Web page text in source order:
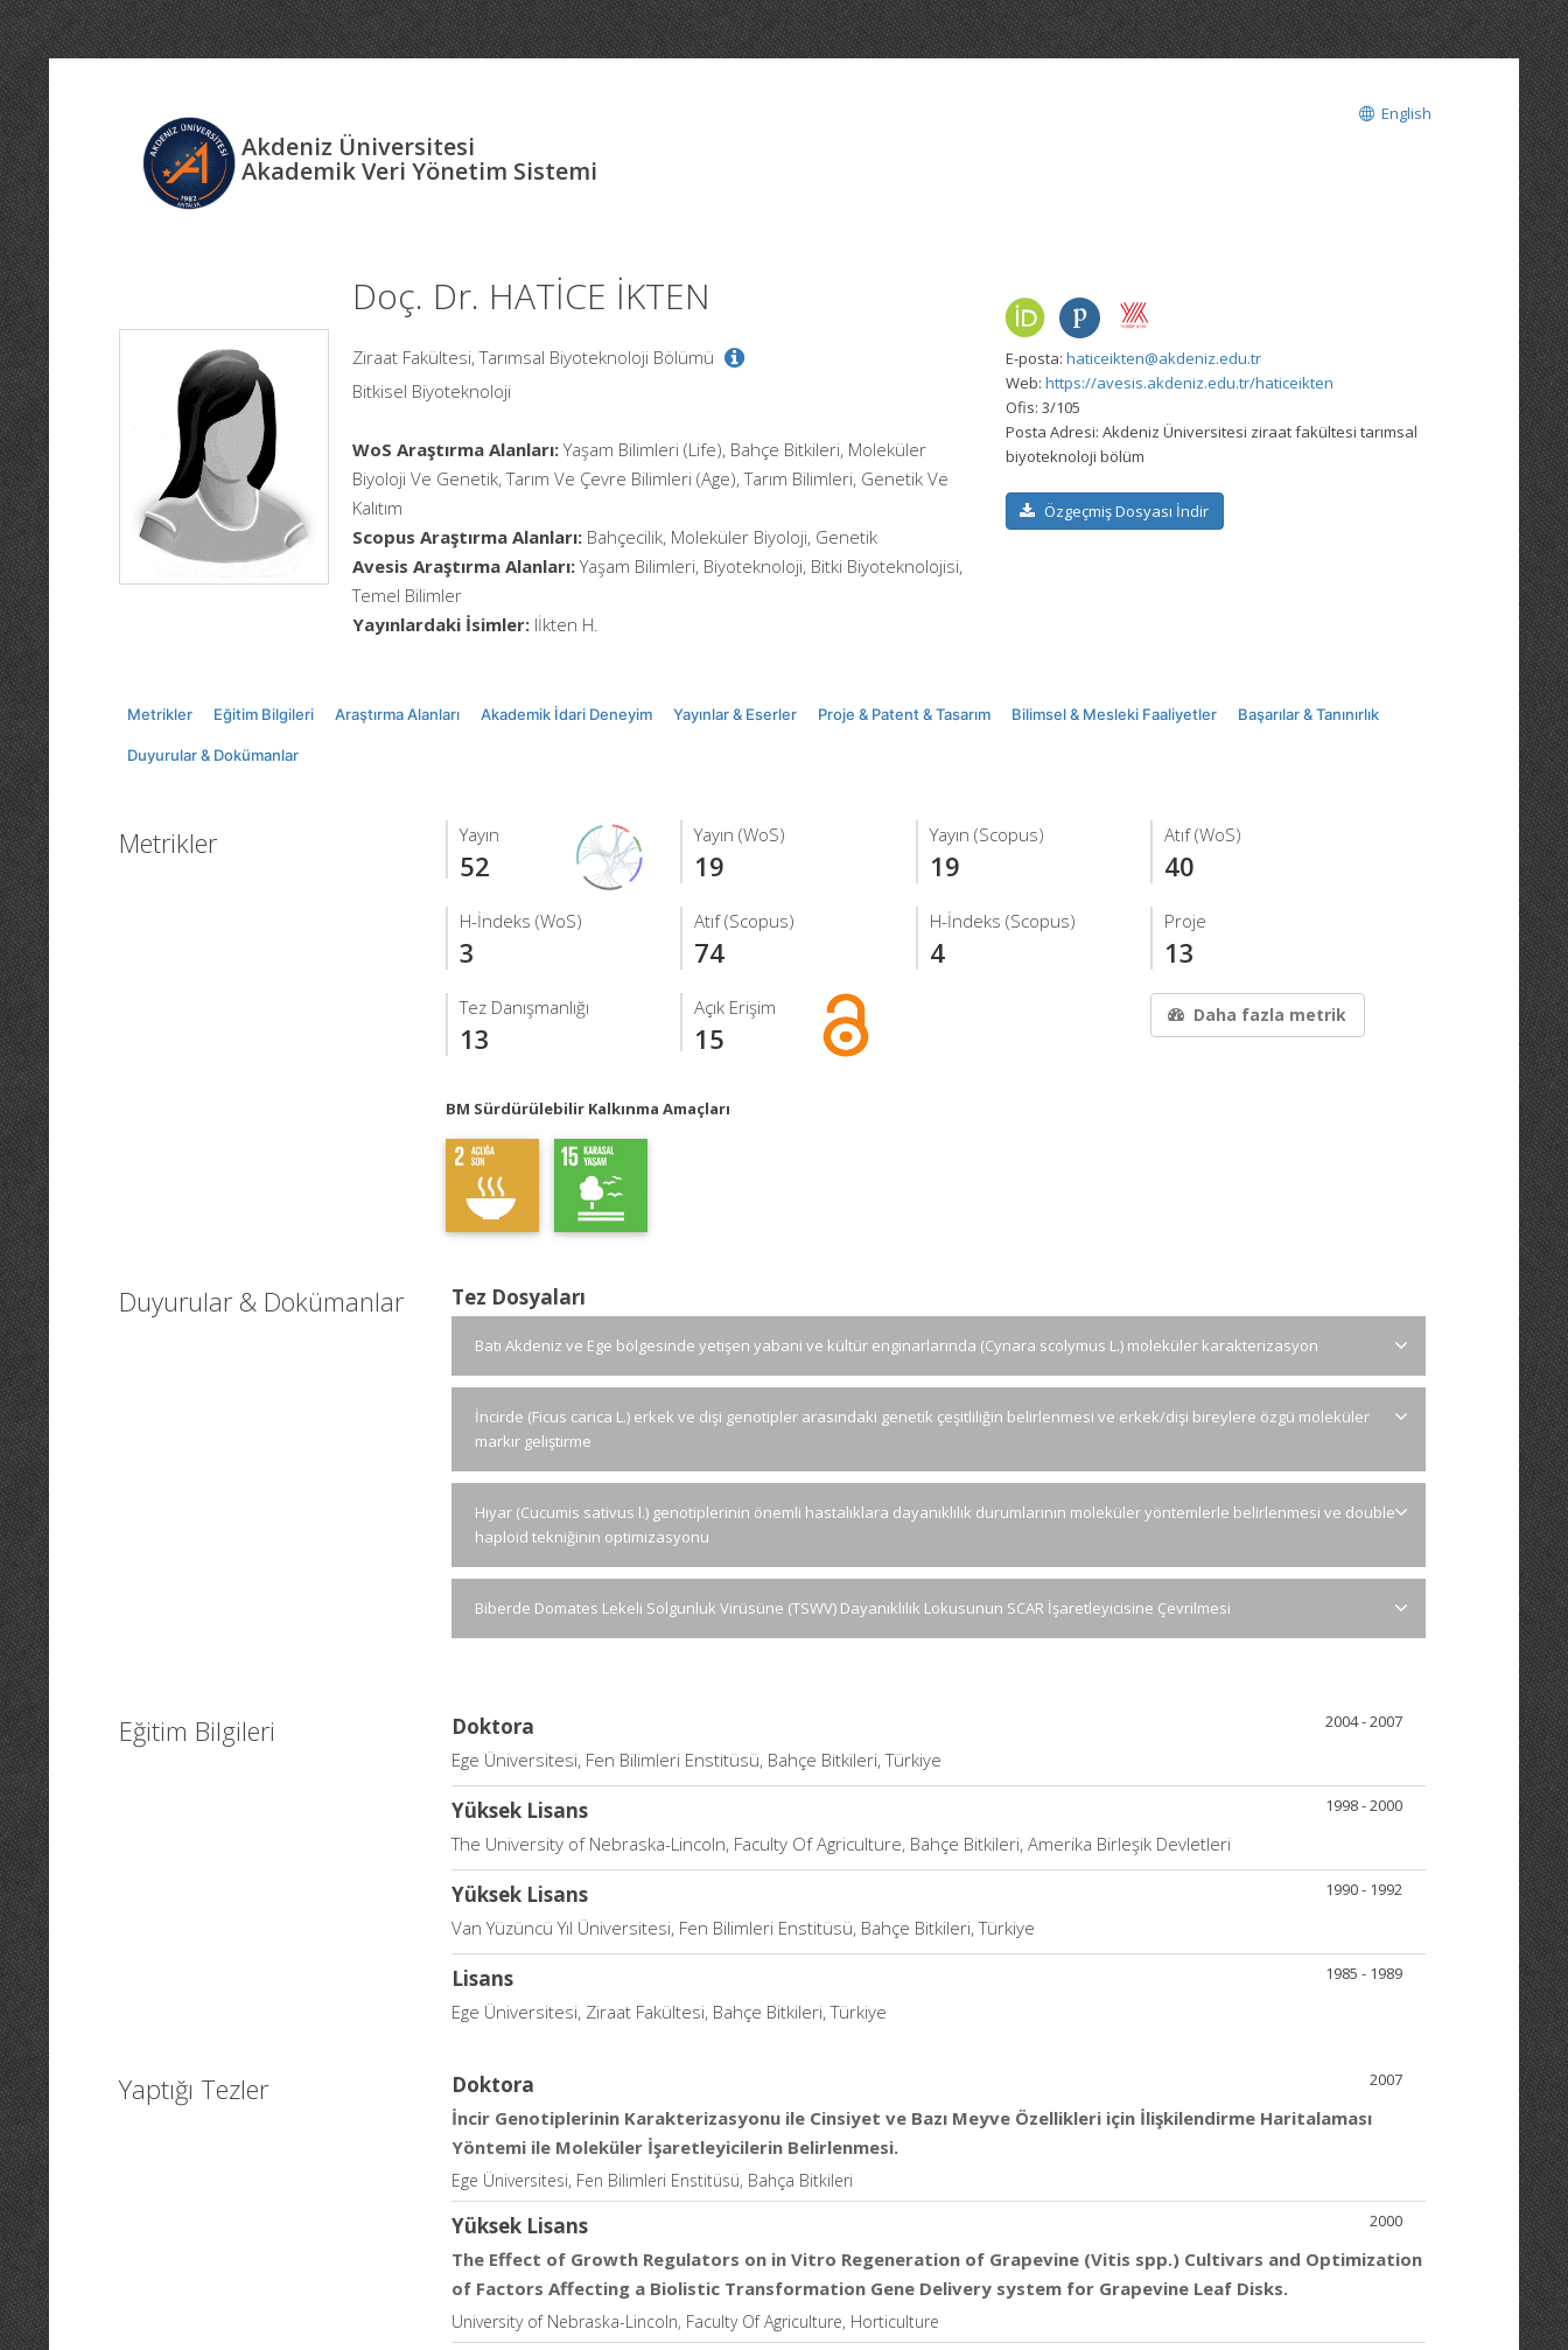
Akdeniz Üniversitesi
Akademik Veri Yönetim Sistemi
English
Doç. Dr. HATİCE İKTEN
Ziraat Fakültesi, Tarımsal Biyoteknoloji Bölümü
Bitkisel Biyoteknoloji
WoS Araştırma Alanları:Yaşam Bilimleri (Life), Bahçe Bitkileri, Moleküler
Biyoloji Ve Genetik, Tarım Ve Çevre Bilimleri (Age), Tarım Bilimleri, Genetik Ve
Kalıtım
Scopus Araştırma Alanları: Bahçecilik, Moleküler Biyoloji, Genetik
Avesis Araştırma Alanları:Yaşam Bilimleri, Biyoteknoloji, Bitki Biyoteknolojisi,
Temel Bilimler
Yayınlardaki İsimler: Iİkten H.
E-posta: haticeikten@akdeniz.edu.tr
Web: https://avesis.akdeniz.edu.tr/haticeikten
Ofis: 3/105
Posta Adresi: Akdeniz Üniversitesi ziraat fakültesi tarımsal
biyoteknoloji bölüm
Özgeçmiş Dosyası İndir
Metrikler Eğitim Bilgileri Araştırma Alanları Akademik İdari Deneyim Yayınlar & Eserler Proje & Patent & Tasarım Bilimsel & Mesleki Faaliyetler Başarılar & Tanınırlık
Duyurular & Dokümanlar
Metrikler Yayın
52
Yayın (WoS)
19
Yayın (Scopus)
19
Atıf (WoS)
40
H-İndeks (WoS)
3
Atıf (Scopus)
74
H-İndeks (Scopus)
4
Proje
13
Tez Danışmanlığı
13
Açık Erişim
15
Daha fazla metrik
BM Sürdürülebilir Kalkınma Amaçları
Duyurular & Dokümanlar Tez Dosyaları
Batı Akdeniz ve Ege bölgesinde yetişen yabani ve kültür enginarlarında (Cynara scolymus L.) moleküler karakterizasyon
İncirde (Ficus carica L.) erkek ve dişi genotipler arasındaki genetik çeşitliliğin belirlenmesi ve erkek/dişi bireylere özgü moleküler
markır geliştirme
Hıyar (Cucumis sativus l.) genotiplerinin önemli hastalıklara dayanıklılık durumlarının moleküler yöntemlerle belirlenmesi ve double
haploid tekniğinin optimizasyonu
Biberde Domates Lekeli Solgunluk Virüsüne (TSWV) Dayanıklılık Lokusunun SCAR İşaretleyicisine Çevrilmesi
Eğitim Bilgileri 2004 - 2007
Doktora
Ege Üniversitesi, Fen Bilimleri Enstitüsü, Bahçe Bitkileri, Türkiye
1998 - 2000
Yüksek Lisans
The University of Nebraska-Lincoln, Faculty Of Agriculture, Bahçe Bitkileri, Amerika Birleşik Devletleri
1990 - 1992
Yüksek Lisans
Van Yüzüncü Yıl Üniversitesi, Fen Bilimleri Enstitüsü, Bahçe Bitkileri, Türkiye
1985 - 1989
Lisans
Ege Üniversitesi, Ziraat Fakültesi, Bahçe Bitkileri, Türkiye
Yaptığı Tezler 2007
Doktora
İncir Genotiplerinin Karakterizasyonu ile Cinsiyet ve Bazı Meyve Özellikleri için İlişkilendirme Haritalaması
Yöntemi ile Moleküler İşaretleyicilerin Belirlenmesi.
Ege Üniversitesi, Fen Bilimleri Enstitüsü, Bahça Bitkileri
2000
Yüksek Lisans
The Effect of Growth Regulators on in Vitro Regeneration of Grapevine (Vitis spp.) Cultivars and Optimization
of Factors Affecting a Biolistic Transformation Gene Delivery system for Grapevine Leaf Disks.
University of Nebraska-Lincoln, Faculty Of Agriculture, Horticulture